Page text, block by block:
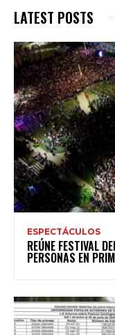
LATEST POSTS
ESPECTÁCULOS
REÚNE FESTIVAL
PERSONAS EN